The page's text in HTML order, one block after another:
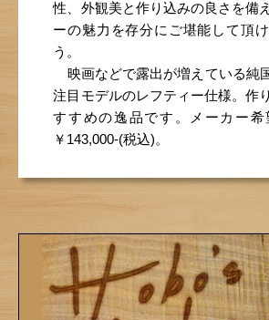
性、外観美と作り込みの良さを備
ーの魅力を存分にご堪能して頂
う。
映画などで露出が増えている純
注目モデルのレフティー仕様。作
すすめの逸品です。メーカー希
￥143,000-(税込)。